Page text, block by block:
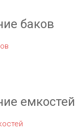
баков
емкостей